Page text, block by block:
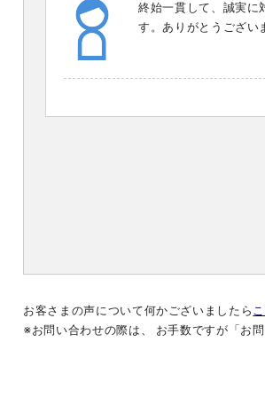
終始一貫して、誠実に
す。ありがとうござい
お客さまの声について何かございましたら
※お問い合わせの際は、 お手数ですが「お